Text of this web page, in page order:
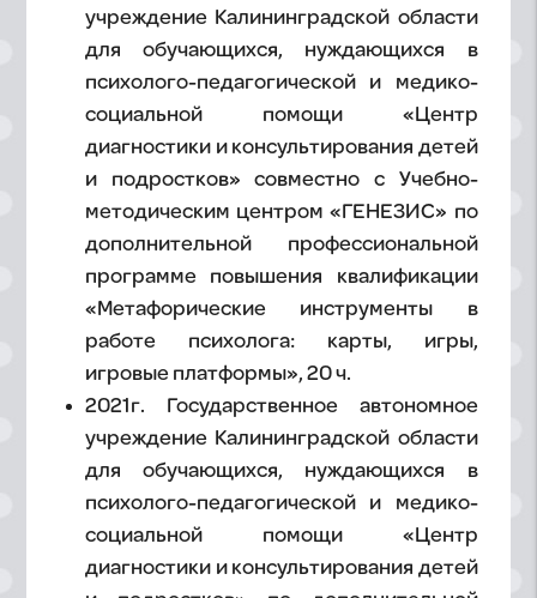
учреждение Калининградской области
для обучающихся, нуждающихся в
психолого-педагогической и медико-
социальной помощи «Центр
диагностики и консультирования детей
и подростков» совместно с Учебно-
методическим центром «ГЕНЕЗИС» по
дополнительной профессиональной
программе повышения квалификации
«Метафорические инструменты в
работе психолога: карты, игры,
игровые платформы», 20 ч.
2021г. Государственное автономное
учреждение Калининградской области
для обучающихся, нуждающихся в
психолого-педагогической и медико-
социальной помощи «Центр
диагностики и консультирования детей